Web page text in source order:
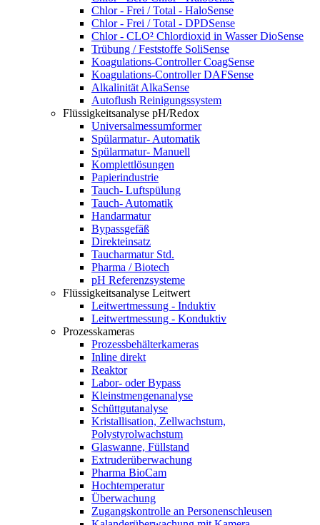
Chlor - Frei / Total - HaloSense
Chlor - Frei / Total - DPDSense
Chlor - CLO² Chlordioxid in Wasser DioSense
Trübung / Feststoffe SoliSense
Koagulations-Controller CoagSense
Koagulations-Controller DAFSense
Alkalinität AlkaSense
Autoflush Reinigungssystem
Flüssigkeitsanalyse pH/Redox
Universalmessumformer
Spülarmatur- Automatik
Spülarmatur- Manuell
Komplettlösungen
Papierindustrie
Tauch- Luftspülung
Tauch- Automatik
Handarmatur
Bypassgefäß
Direkteinsatz
Taucharmatur Std.
Pharma / Biotech
pH Referenzsysteme
Flüssigkeitsanalyse Leitwert
Leitwertmessung - Induktiv
Leitwertmessung - Konduktiv
Prozesskameras
Prozessbehälterkameras
Inline direkt
Reaktor
Labor- oder Bypass
Kleinstmengenanalyse
Schüttgutanalyse
Kristallisation, Zellwachstum,
Polystyrolwachstum
Glaswanne, Füllstand
Extruderüberwachung
Pharma BioCam
Hochtemperatur
Überwachung
Zugangskontrolle an Personenschleusen